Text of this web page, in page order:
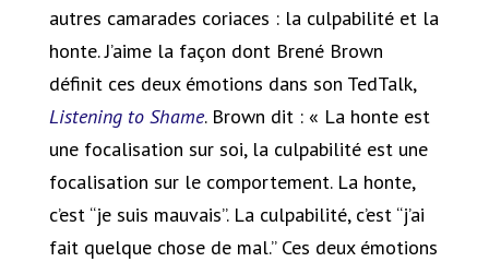
autres camarades coriaces : la culpabilité et la
honte. J’aime la façon dont Brené Brown
définit ces deux émotions dans son TedTalk,
Listening to Shame. Brown dit : « La honte est
une focalisation sur soi, la culpabilité est une
focalisation sur le comportement. La honte,
c’est “je suis mauvais”. La culpabilité, c’est “j’ai
fait quelque chose de mal.” Ces deux émotions